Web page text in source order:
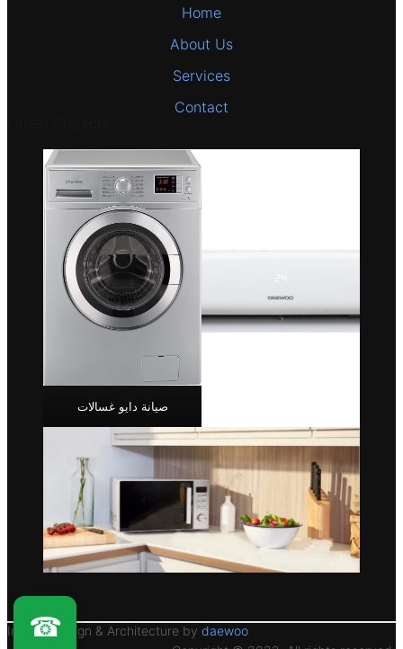
Home
About Us
Services
Contact
صيانة دايو غسالات
Interior Design & Architecture by daewoo
☎